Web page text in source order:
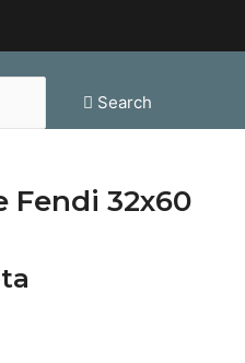
Search
Fendi 32x60